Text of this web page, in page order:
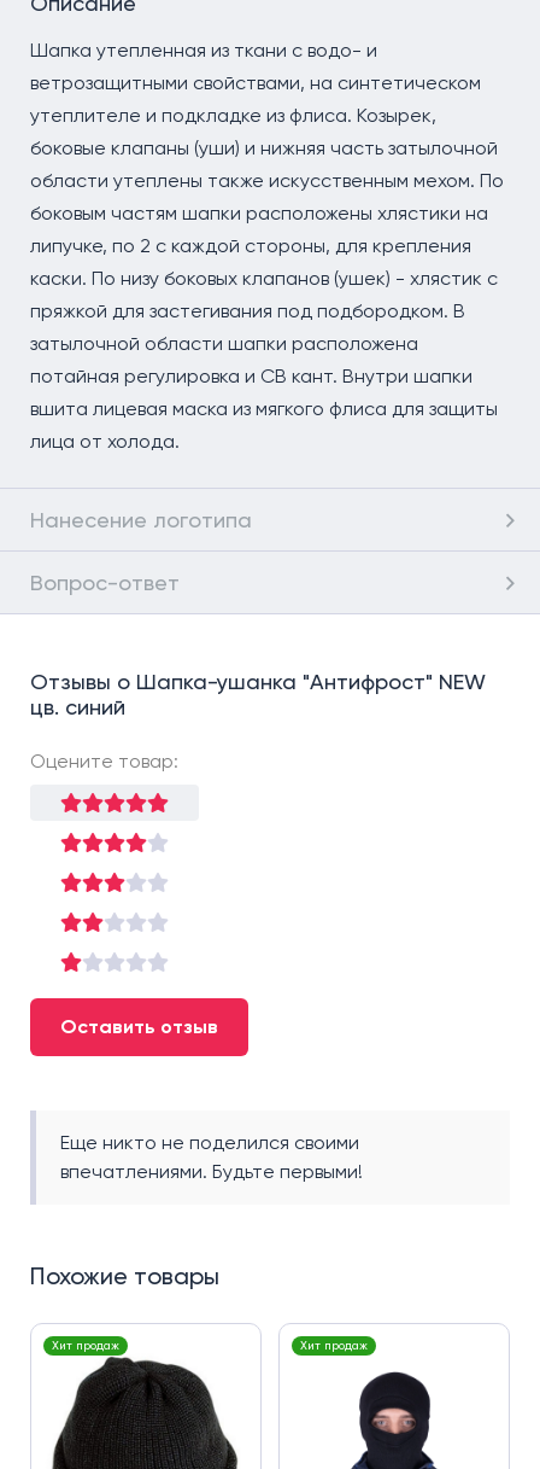
Шапка утепленная из ткани с водо- и
ветрозащитными свойствами, на синтетическом
утеплителе и подкладке из флиса. Козырек,
боковые клапаны (уши) и нижняя часть затылочной
области утеплены также искусственным мехом. По
боковым частям шапки расположены хлястики на
липучке, по 2 с каждой стороны, для крепления
каски. По низу боковых клапанов (ушек) - хлястик с
пряжкой для застегивания под подбородком. В
затылочной области шапки расположена
потайная регулировка и СВ кант. Внутри шапки
вшита лицевая маска из мягкого флиса для защиты
лица от холода.
Нанесение логотипа
Вопрос-ответ
Отзывы о Шапка-ушанка "Антифрост" NEW
цв. синий
Оцените товар:
Оставить отзыв
Еще никто не поделился своими
впечатлениями. Будьте первыми!
Похожие товары
Хит продаж Хит продаж